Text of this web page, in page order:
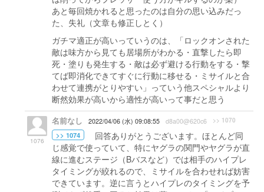
あと毎回焼かれると思ったのは自分の思い込みだっ
た、失礼（文章も修正しとく）
ガチマ適正が高いっていうのは、「ロックオンされた
敵は味方から見ても居場所がわかる・直撃したら即
死・塗りも発生する・敵は必ず避ける行動をする・撃
てば即消化できてすぐに行動に移せる・ミサイルと合
わせて連携がとりやすい」っていう他スペシャルより
断然効果が高いから適性が高いって事だと思う
1076
名前なし 2022/04/06 (水) 09:08:55 d8a00@620c6 >> 1070
>> 1074
回答ありがとうございます。ほとんど同
じ感覚で使っていて、特にヤグラの関門やヤグラが直
線に進むステージ（Bバスなど）では相手のハイプレ
タイミングが絞れるので、ミサイルを合わせれば妨害
できています。逆に言うとハイプレのタイミングを予